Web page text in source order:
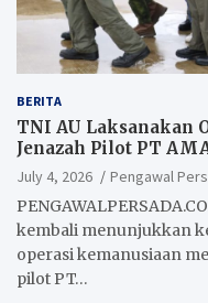
BERITA
TNI AU Laksanakan
Jenazah Pilot PT
July 4, 2026
Pengawal
kembali menunjukkan
operasi kemanusiaan
pilot PT…